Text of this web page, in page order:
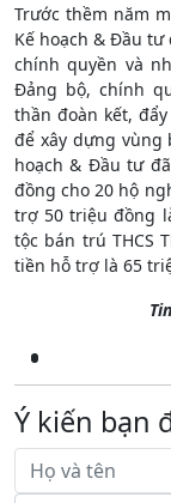
Trước thềm năm
Kế hoạch & Đầu
chính quyền và
Đảng bộ, chính
thần đoàn kết,
để xây dựng vùng
hoạch & Đầu tư
đồng cho 20 hộ
trợ 50 triệu đồng
tộc bán trú THCS
tiền hỗ trợ là 65
Ý kiến bạn